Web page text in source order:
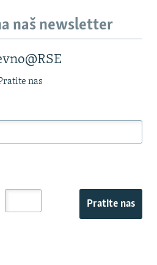
naš newsletter
nas
Pratite nas